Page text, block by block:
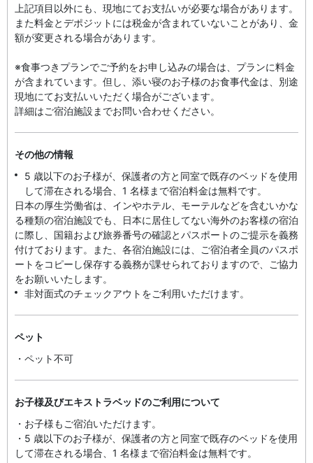
上記項目以外にも、現地にてお支払いが必要な場合があります。
また料金とデポジットには税金が含まれていないことがあり、金
額が変更される場合があります。
※食事つきプランでご予約をお申し込みの場合は、プランに料金
が含まれています。但し、添い寝のお子様のお食事代金は、別途
現地にてお支払いいただく場合がございます。
詳細はご宿泊施設までお問い合わせください。
その他の情報
5 歳以下のお子様が、保護者の方と同室で既存のベッドを使用
して滞在される場合、1 名様まで宿泊料金は無料です。
日本の厚生労働省は、インやホテル、モーテルなどを含むいかな
る種類の宿泊施設でも、日本に​居住してない海外のお客様の宿泊
に際し、国籍および旅券番号の確認とパスポートのご提示を義務
付け​ております。また、各宿泊施設には、ご宿泊者全員のパスポ
ートをコピーし保存する義務が課せられておりますの​で、ご協力
をお願いいたします。
非対面式のチェックアウトをご利用いただけます。
ペット
・ペット不可
お子様及びエキストラベッドのご利用について
・お子様もご宿泊いただけます。
・5 歳以下のお子様が、保護者の方と同室で既存のベッドを使用
して滞在される場合、1 名様まで宿泊料金は無料です。